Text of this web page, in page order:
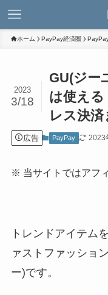
ホーム PayPay経済圏
GU(ジー
は使え
レス決済
2023
3/18
広告 PayPay 2023
※ 当サイトではアフ
トレンドアイテム
ァストファッショ
ー)です。